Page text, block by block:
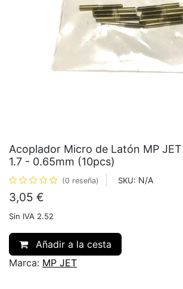
Acoplador Micro de Latón MP
1.7 - 0.65mm (10pcs)
(0 reseña) SKU: N/A
3,05 €
Sin IVA 2.52
Añadir a la cesta
Marca: MP JET